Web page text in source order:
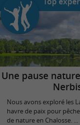
Une pause
Nous avons exploré les
havre de paix pour
de nature en Chalosse. ...